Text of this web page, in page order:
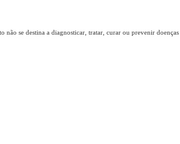
se destina a diagnosticar, tratar, curar ou prevenir doenças